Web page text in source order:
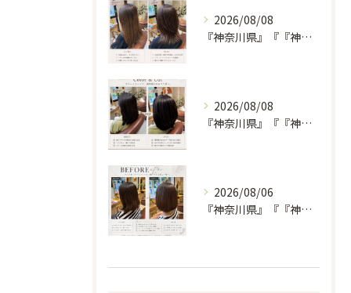
2026/08/08
『神奈川県』『『神奈川県』『綾瀬市』『海老名市』『美容室』
2026/08/08
『神奈川県』『『神奈川県』『綾瀬市』『海老名市』『美容室』
2026/08/06
『神奈川県』『『神奈川県』『綾瀬市』『海老名市』『美容室』